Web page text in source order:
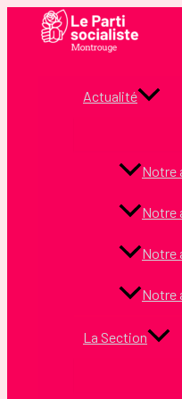
Actualité
Notre
Notre
Notre
Notre
La Section